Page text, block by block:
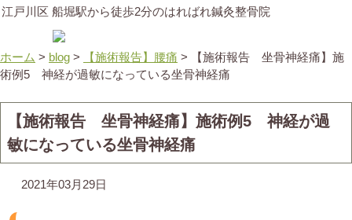
江戸川区 船堀駅から徒歩2分のはればれ鍼灸整骨院
ホーム > blog > 【施術報告】腰痛 >
【施術報告 坐骨神経痛】施
術例5 神経が過敏になっている坐骨神経痛
【施術報告 坐骨神経痛】施術例5 神経が過
敏になっている坐骨神経痛
2021年03月29日